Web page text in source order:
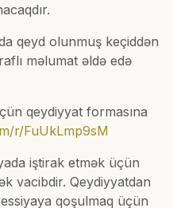
qeyd olunmuş keçiddən
məlumat əldə edə
qeydiyyat formasına
r/FuUkLmp9sM
iştirak etmək üçün
vacibdir. Qeydiyyatdan
qoşulmaq üçün